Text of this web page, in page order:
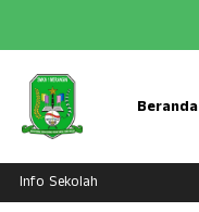
Beranda
Info Sekolah